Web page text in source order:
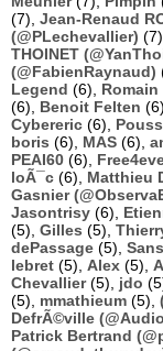
(7), Jean-Renaud
(@PLechevallier) (7),
THOINET
(@FabienRaynaud)
Legend (6), Romain
(6), Benoit Felten
Cybereric (6),
boris (6), MAS (6),
PEAI60 (6),
loÃ¯c (6), Matthieu
Gasnier
Jasontrisy (6),
(5), Gilles (5),
dePassage (5),
lebret (5), Alex (5),
Chevallier(5), jdo
(5), mmathieum (5),
DefrÃ©ville
Patrick Bertrand